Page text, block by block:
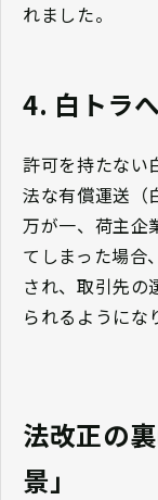
れました。
4. 白トラ
許可を持たない
法な有償運送（
万が一、荷主企
てしまった場合
され、取引先の
られるようにな
法改正の
景」